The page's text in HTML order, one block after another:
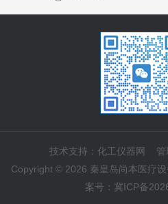
技术支持： 化工仪器网
Copyright © 2026 秦皇岛尚本医疗
案号： 冀ICP备